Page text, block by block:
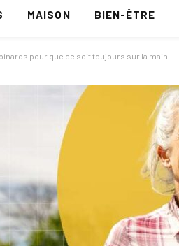
MAISON BIEN-ÊTRE
pour que ce soit toujours sur la main